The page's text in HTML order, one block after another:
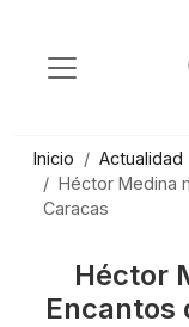
contenido
Inicio
Actualidad
Héctor Medina
Caracas
Héctor
Encantos